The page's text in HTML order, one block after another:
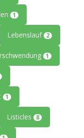
1
Lebenslauf 2
1
1
Listicles 8